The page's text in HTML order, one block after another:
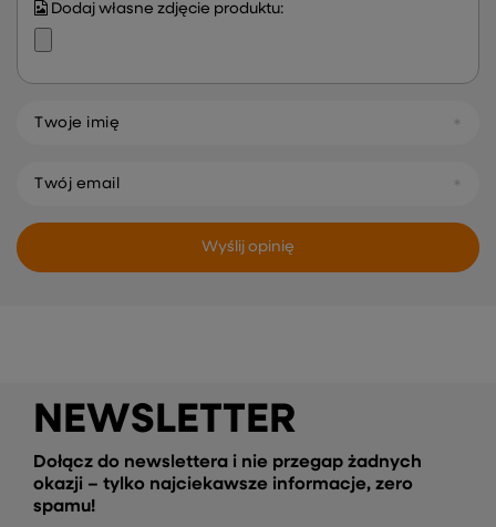
Dodaj własne zdjęcie produktu:
Twoje imię
Twój email
Wyślij opinię
NEWSLETTER
Dołącz do newslettera i nie przegap żadnych
okazji – tylko najciekawsze informacje, zero
spamu!